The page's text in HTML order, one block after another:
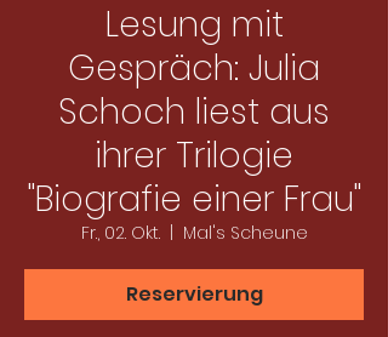
Lesung mit
Gespräch: Julia
Schoch liest aus
ihrer Trilogie
"Biografie einer Frau"
Fr., 02. Okt.
  |
Mal's Scheune
Reservierung